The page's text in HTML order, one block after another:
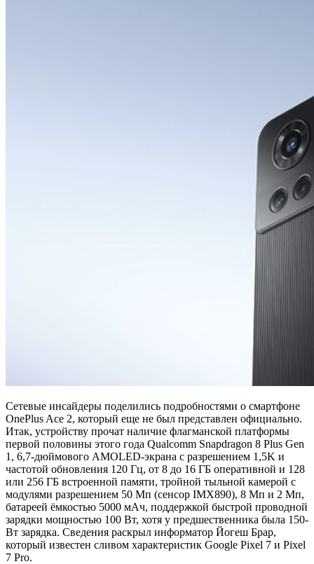
Сетевые инсайдеры поделились подробностями о смартфоне
OnePlus Ace 2, который еще не был представлен официально.
Итак, устройству прочат наличие флагманской платформы
первой половины этого года Qualcomm Snapdragon 8 Plus Gen
1, 6,7-дюймового AMOLED-экрана с разрешением 1,5K и
частотой обновления 120 Гц, от 8 до 16 ГБ оперативной и 128
или 256 ГБ встроенной памяти, тройной тыльной камерой с
модулями разрешением 50 Мп (сенсор IMX890), 8 Мп и 2 Мп,
батареей ёмкостью 5000 мАч, поддержкой быстрой проводной
зарядки мощностью 100 Вт, хотя у предшественника была 150-
Вт зарядка. Сведения раскрыл информатор Йогеш Брар,
который известен сливом характеристик Google Pixel 7 и Pixel
7 Pro.